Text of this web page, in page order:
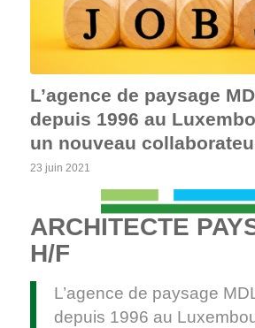
L’agence de paysage
depuis 1996 au
un nouveau
23 juin 2021
ARCHITECTE
H/F
L’agence de paysage
depuis 1996 au